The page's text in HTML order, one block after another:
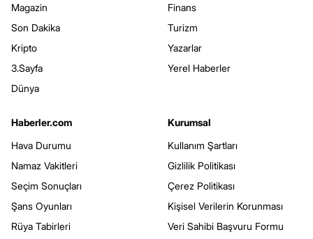
Magazin
Son Dakika
Kripto
3.Sayfa
Dünya
Finans
Turizm
Yazarlar
Yerel Haberler
Haberler.com
Hava Durumu
Namaz Vakitleri
Seçim Sonuçları
Şans Oyunları
Rüya Tabirleri
Kurumsal
Kullanım Şartları
Gizlilik Politikası
Çerez Politikası
Kişisel Verilerin Korunması
Veri Sahibi Başvuru Formu